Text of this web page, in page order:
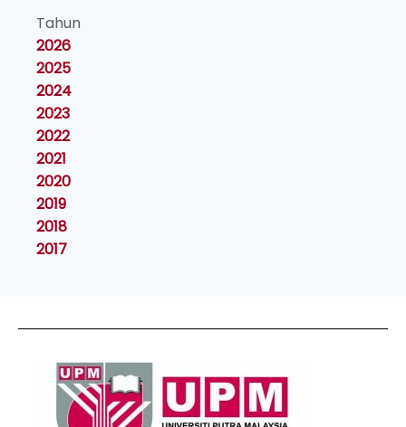
Tahun
2026
2025
2024
2023
2022
2021
2020
2019
2018
2017